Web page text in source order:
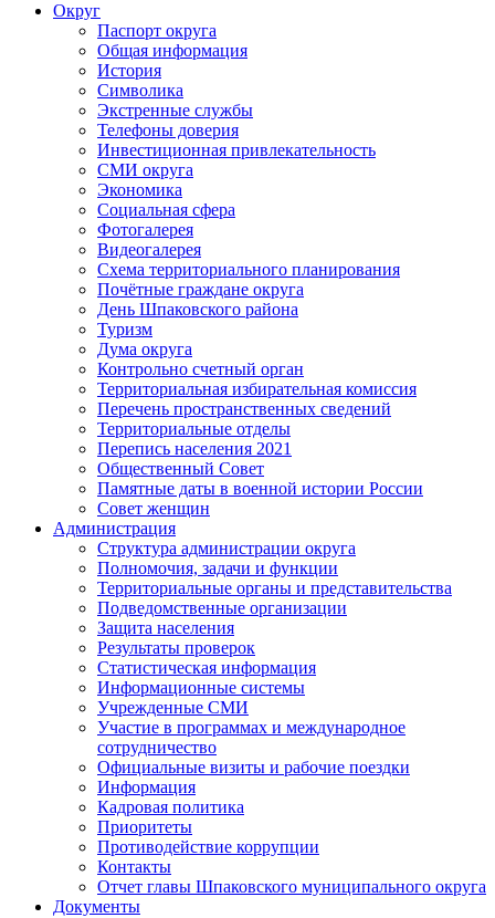
Округ
Паспорт округа
Общая информация
История
Символика
Экстренные службы
Телефоны доверия
Инвестиционная привлекательность
СМИ округа
Экономика
Социальная сфера
Фотогалерея
Видеогалерея
Схема территориального планирования
Почётные граждане округа
День Шпаковского района
Туризм
Дума округа
Контрольно счетный орган
Территориальная избирательная комиссия
Перечень пространственных сведений
Территориальные отделы
Перепись населения 2021
Общественный Совет
Памятные даты в военной истории России
Совет женщин
Администрация
Структура администрации округа
Полномочия, задачи и функции
Территориальные органы и представительства
Подведомственные организации
Защита населения
Результаты проверок
Статистическая информация
Информационные системы
Учрежденные СМИ
Участие в программах и международное
сотрудничество
Официальные визиты и рабочие поездки
Информация
Кадровая политика
Приоритеты
Противодействие коррупции
Контакты
Отчет главы Шпаковского муниципального округа
Документы